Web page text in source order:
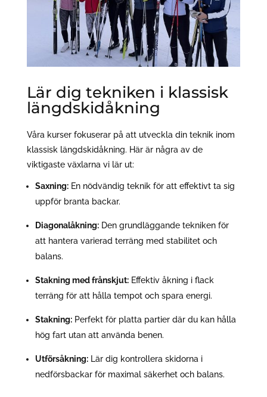
Lär dig tekniken i klassisk
längdskidåkning
Våra kurser fokuserar på att utveckla din teknik inom
klassisk längdskidåkning. Här är några av de
viktigaste växlarna vi lär ut:
Saxning:En nödvändig teknik för att effektivt ta sig
uppför branta backar.
Diagonalåkning:Den grundläggande tekniken för
att hantera varierad terräng med stabilitet och
balans.
Stakning med frånskjut:Effektiv åkning i flack
terräng för att hålla tempot och spara energi.
Stakning:Perfekt för platta partier där du kan hålla
hög fart utan att använda benen.
Utförsåkning:Lär dig kontrollera skidorna i
nedförsbackar för maximal säkerhet och balans.